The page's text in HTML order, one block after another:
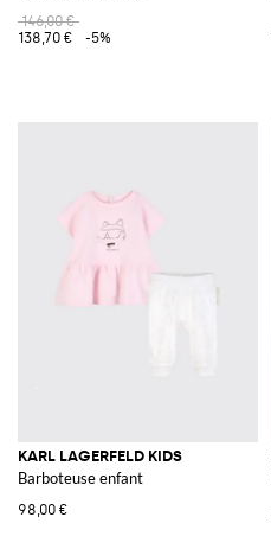
146,00 €
138,70 €
-5%
KARL LAGERFELD KIDS
Barboteuse enfant
98,00 €